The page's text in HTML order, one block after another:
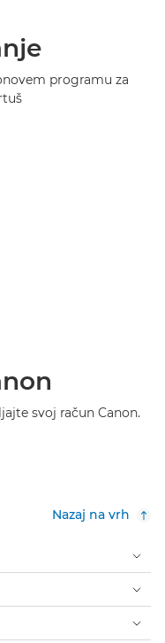
programu za
svoj račun Canon.
Nazaj na vrh